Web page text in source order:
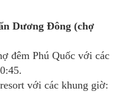
Dương Đông (chợ
đêm Phú Quốc với các
với các khung giờ: